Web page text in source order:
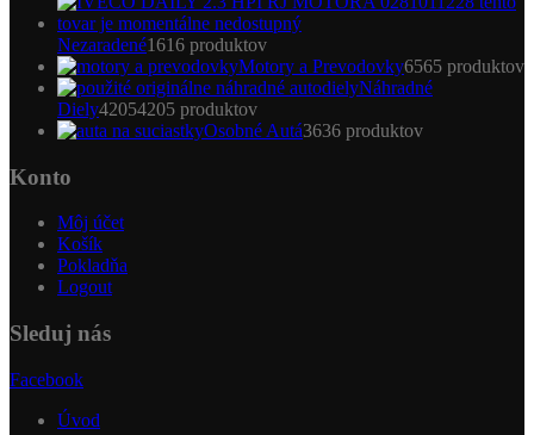
Nezaradené1616 produktov
Motory a Prevodovky6565 produktov
Náhradné
Diely42054205 produktov
Osobné Autá3636 produktov
Konto
Môj účet
Košík
Pokladňa
Logout
Sleduj nás
Facebook
Úvod